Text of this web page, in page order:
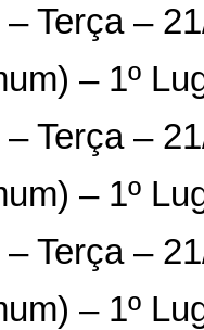
Terça –
– 1º
Terça –
– 1º
Terça –
– 1º